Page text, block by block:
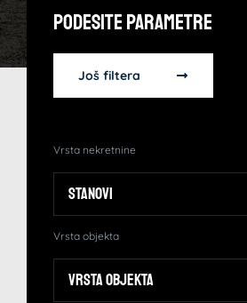
Podesite Parametre
Još filtera
Vrsta nekretnine
Vrsta objekta